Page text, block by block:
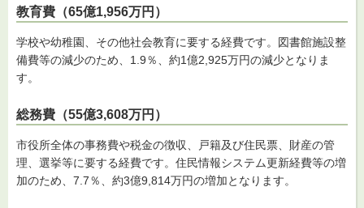
教育費（65億1,956万円）
学校や幼稚園、その他社会教育に要する経費です。図書館施設整
備費等の減少のため、1.9％、約1億2,925万円の減少となりま
す。
総務費（55億3,608万円）
市役所全体の事務費や税金の徴収、戸籍及び住民票、財産の管
理、選挙等に要する経費です。住民情報システム更新経費等の増
加のため、7.7％、約3億9,814万円の増加となります。